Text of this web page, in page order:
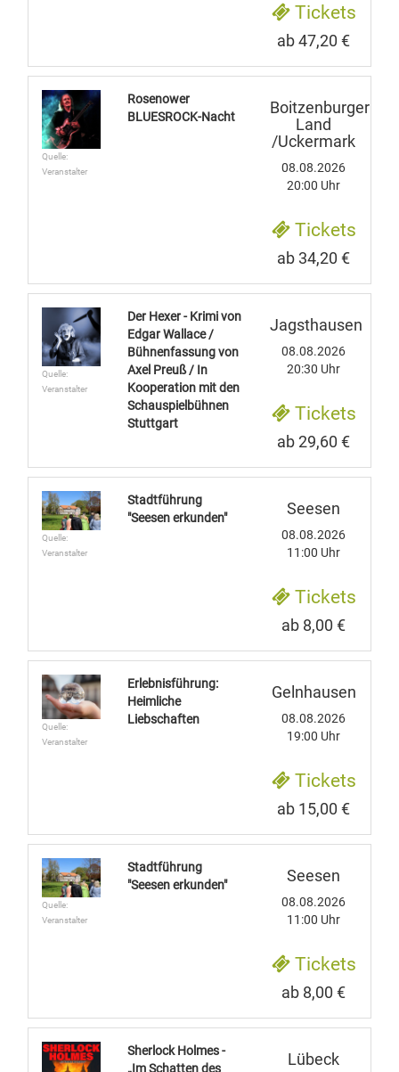
Tickets
ab 47,20 €
Quelle:
Veranstalter
Rosenower
BLUESROCK-Nacht
Boitzenburger
Land
/Uckermark
08.08.2026
20:00 Uhr
Tickets
ab 34,20 €
Quelle:
Veranstalter
Der Hexer - Krimi von
Edgar Wallace /
Bühnenfassung von
Axel Preuß / In
Kooperation mit den
Schauspielbühnen
Stuttgart
Jagsthausen
08.08.2026
20:30 Uhr
Tickets
ab 29,60 €
Quelle:
Veranstalter
Stadtführung
"Seesen erkunden"
Seesen
08.08.2026
11:00 Uhr
Tickets
ab 8,00 €
Quelle:
Veranstalter
Erlebnisführung:
Heimliche
Liebschaften
Gelnhausen
08.08.2026
19:00 Uhr
Tickets
ab 15,00 €
Quelle:
Veranstalter
Stadtführung
"Seesen erkunden"
Seesen
08.08.2026
11:00 Uhr
Tickets
ab 8,00 €
Sherlock Holmes -
„Im Schatten des
Lübeck